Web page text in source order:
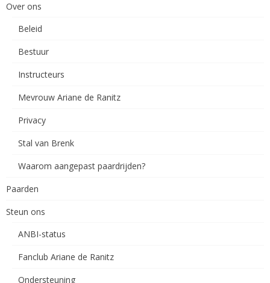
Over ons
Beleid
Bestuur
Instructeurs
Mevrouw Ariane de Ranitz
Privacy
Stal van Brenk
Waarom aangepast paardrijden?
Paarden
Steun ons
ANBI-status
Fanclub Ariane de Ranitz
Ondersteuning